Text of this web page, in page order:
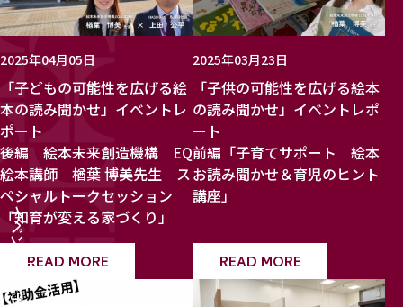
イベント
来店予約
2025年04月05日
「子どもの可能性を広げる絵
本の読み聞かせ」イベントレ
ポート
後編 絵本未来創造機構 EQ
絵本講師 楢葉 博美先生 ス
ペシャルトークセッション
「知育が変える家づくり」
READ MORE
2025年03月23日
「子供の可能性を広げる絵本
の読み聞かせ」イベントレポ
ート
前編「子育てサポート 絵本
お読み聞かせ＆育児のヒント
講座」
READ MORE